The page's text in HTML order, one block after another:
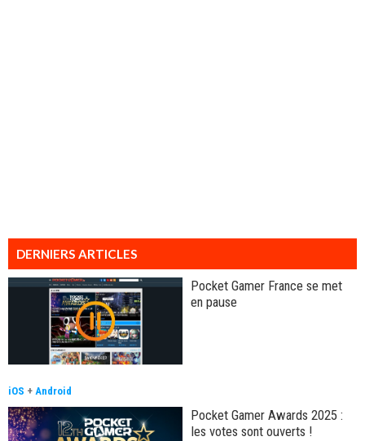
DERNIERS ARTICLES
Pocket Gamer France se met
en pause
iOS + Android
Pocket Gamer Awards 2025 :
les votes sont ouverts !